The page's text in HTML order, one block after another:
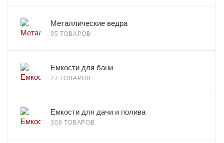
Металлические ведра
95 ТОВАРОВ
Емкости для бани
77 ТОВАРОВ
Емкости для дачи и полива
308 ТОВАРОВ